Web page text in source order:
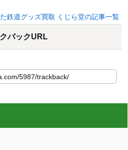
鉄道グッズ買取 くじら堂の記事一覧
バックURL